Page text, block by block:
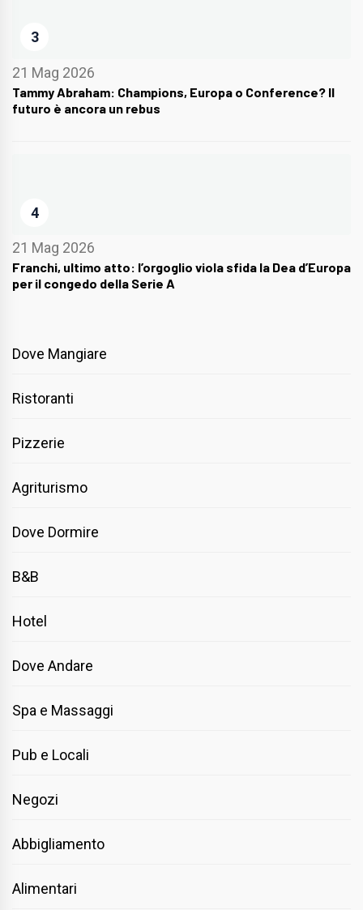
3
21 Mag 2026
Tammy Abraham: Champions, Europa o Conference? Il
futuro è ancora un rebus
4
21 Mag 2026
Franchi, ultimo atto: l’orgoglio viola sfida la Dea d’Europa
per il congedo della Serie A
Dove Mangiare
Ristoranti
Pizzerie
Agriturismo
Dove Dormire
B&B
Hotel
Dove Andare
Spa e Massaggi
Pub e Locali
Negozi
Abbigliamento
Alimentari